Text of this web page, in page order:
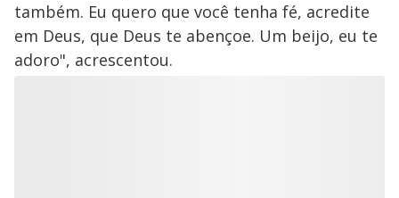
também. Eu quero que você tenha fé, acredite
em Deus, que Deus te abençoe. Um beijo, eu te
adoro", acrescentou.